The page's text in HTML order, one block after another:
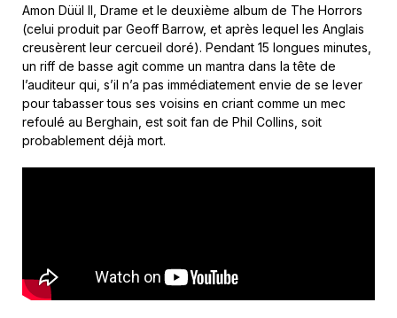
Amon Düül II, Drame et le deuxième album de The Horrors
(celui produit par Geoff Barrow, et après lequel les Anglais
creusèrent leur cercueil doré). Pendant 15 longues minutes,
un riff de basse agit comme un mantra dans la tête de
l’auditeur qui, s’il n’a pas immédiatement envie de se lever
pour tabasser tous ses voisins en criant comme un mec
refoulé au Berghain, est soit fan de Phil Collins, soit
probablement déjà mort.